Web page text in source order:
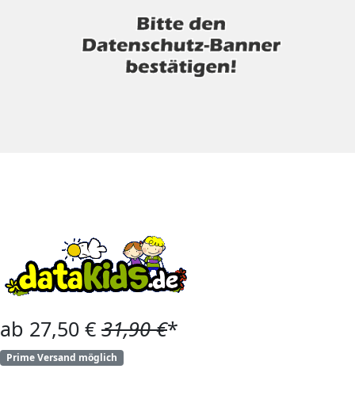
ab 27,50 € 31,90 €*
Prime Versand möglich